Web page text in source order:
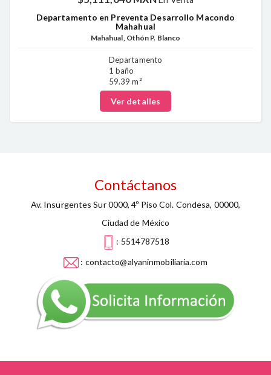
Departamento en Preventa Desarrollo Macondo
Mahahual
Mahahual, Othón P. Blanco
Departamento
1 baño
59.39 m²
Ver detalles
Contáctanos
Av. Insurgentes Sur 0000, 4º Piso Col. Condesa, 00000,
Ciudad de México
: 5514787518
: contacto@alyaninmobiliaria.com